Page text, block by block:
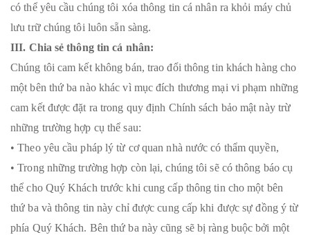
có thể yêu cầu chúng tôi xóa thông tin cá nhân ra khỏi máy chủ
lưu trữ chúng tôi luôn sẵn sàng.
III. Chia sẻ thông tin cá nhân:
Chúng tôi cam kết không bán, trao đổi thông tin khách hàng cho
một bên thứ ba nào khác vì mục đích thương mại vi phạm những
cam kết được đặt ra trong quy định Chính sách bảo mật này trừ
những trường hợp cụ thể sau:
• Theo yêu cầu pháp l‎ý từ cơ quan nhà nước có thẩm quyền,
• Trong những trường hợp còn lại, chúng tôi sẽ có thông báo cụ
thể cho Quý Khách trước khi cung cấp thông tin cho một bên
thứ ba và thông tin này chỉ được cung cấp khi được sự đồng ‎ý‎ từ
phía Quý Khách. Bên thứ ba này cũng sẽ bị ràng buộc bởi một